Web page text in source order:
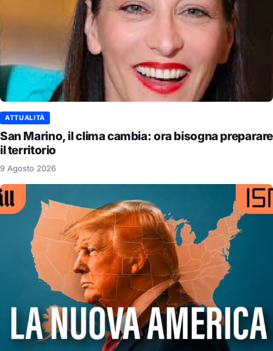
ATTUALITÀ
San Marino, il clima cambia: ora bisogna preparare
il territorio
9 Agosto 2026